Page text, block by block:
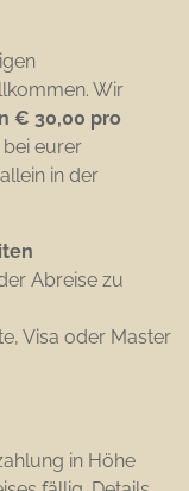
Wir
€ 30,00 pro
eurer
in der
Abreise zu
Visa oder Master
in Höhe